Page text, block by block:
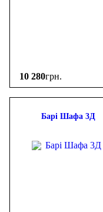
10 280грн.
Барі Шафа 3Д